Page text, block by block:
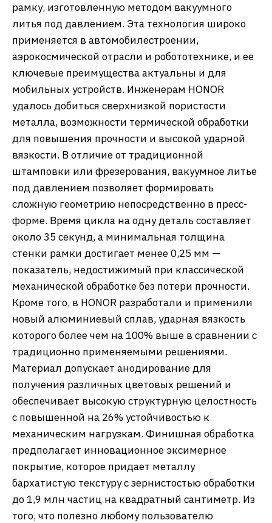
рамку, изготовленную методом вакуумного
литья под давлением. Эта технология широко
применяется в автомобилестроении,
аэрокосмической отрасли и робототехнике, и ее
ключевые преимущества актуальны и для
мобильных устройств. Инженерам HONOR
удалось добиться сверхнизкой пористости
металла, возможности термической обработки
для повышения прочности и высокой ударной
вязкости. В отличие от традиционной
штамповки или фрезерования, вакуумное литье
под давлением позволяет формировать
сложную геометрию непосредственно в пресс-
форме. Время цикла на одну деталь составляет
около 35 секунд, а минимальная толщина
стенки рамки достигает менее 0,25 мм —
показатель, недостижимый при классической
механической обработке без потери прочности.
Кроме того, в HONOR разработали и применили
новый алюминиевый сплав, ударная вязкость
которого более чем на 100% выше в сравнении с
традиционно применяемыми решениями.
Материал допускает анодирование для
получения различных цветовых решений и
обеспечивает высокую структурную целостность
с повышенной на 26% устойчивостью к
механическим нагрузкам. Финишная обработка
предполагает инновационное эксимерное
покрытие, которое придает металлу
бархатистую текстуру с зернистостью обработки
до 1,9 млн частиц на квадратный сантиметр. Из
того, что полезно любому пользователю